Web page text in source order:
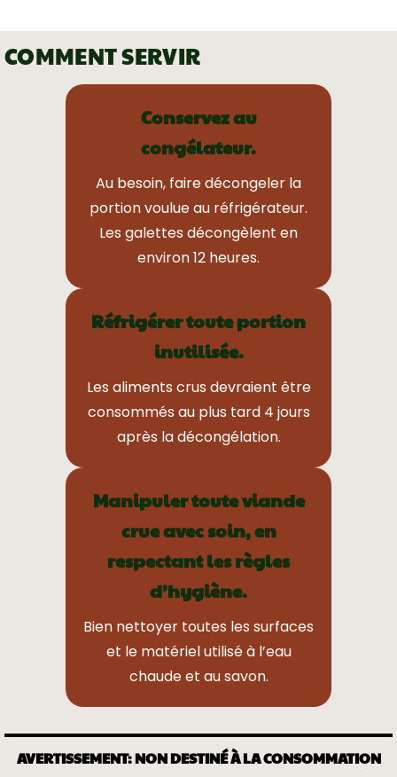
COMMENT SERVIR
Conservez au
congélateur.
Au besoin, faire décongeler la
portion voulue au réfrigérateur.
Les galettes décongèlent en
environ 12 heures.
Réfrigérer toute portion
inutilisée.
Les aliments crus devraient être
consommés au plus tard 4 jours
après la décongélation.
Manipuler toute viande
crue avec soin, en
respectant les règles
d’hygiène.
Bien nettoyer toutes les surfaces
et le matériel utilisé à l’eau
chaude et au savon.
AVERTISSEMENT: NON DESTINÉ À LA CONSOMMATION